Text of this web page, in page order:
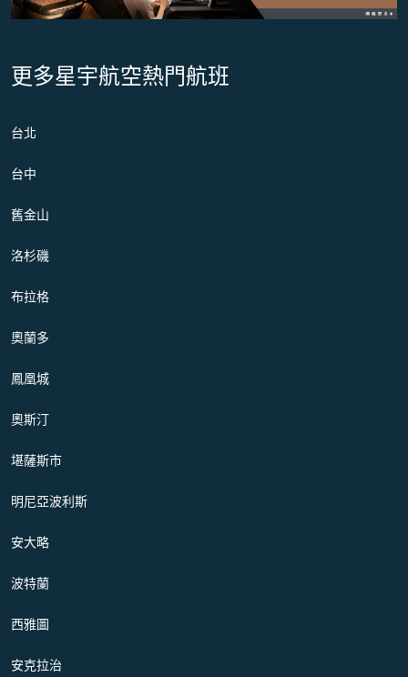
更多星宇航空熱門航班
台北
台中
舊金山
洛杉磯
布拉格
奧蘭多
鳳凰城
奧斯汀
堪薩斯市
明尼亞波利斯
安大略
波特蘭
西雅圖
安克拉治